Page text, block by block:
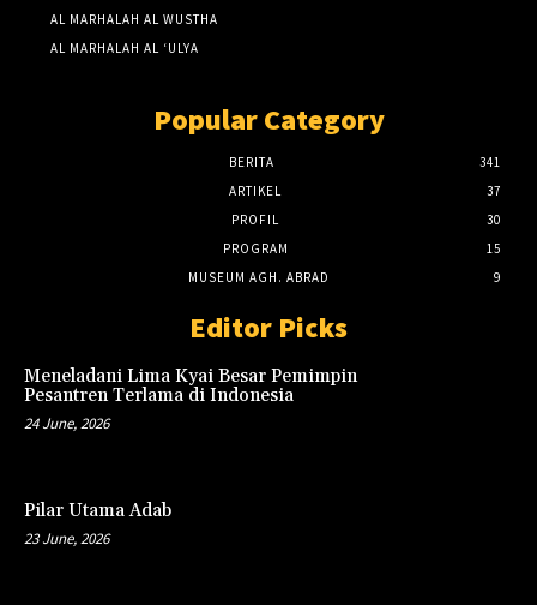
AL MARHALAH AL WUSTHA
AL MARHALAH AL ‘ULYA
Popular Category
BERITA
341
ARTIKEL
37
PROFIL
30
PROGRAM
15
MUSEUM AGH. ABRAD
9
Editor Picks
Meneladani Lima Kyai Besar Pemimpin
Pesantren Terlama di Indonesia
24 June, 2026
Pilar Utama Adab
23 June, 2026